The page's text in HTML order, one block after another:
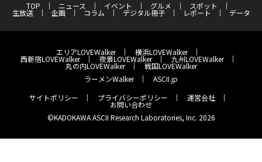
TOP ニュース イベント グルメ スポット
生放送 企画 コラム デジタル冊子 レポート データ
エリアLOVEWalker 横浜LOVEWalker
西新宿LOVEWalker 夜景LOVEWalker 九州LOVEWalker
丸の内LOVEWalker
戦国LOVEWalker
ラーメンWalker
ASCII.jp
サイトポリシー
プライバシーポリシー 運営会社
お問い合わせ
©KADOKAWA ASCII Research Laboratories, Inc. 2026